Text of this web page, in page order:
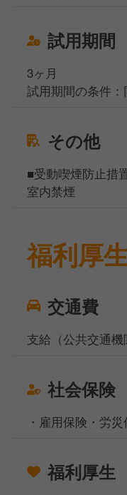
試用期間
3ヶ月
試用期間の条件
その他
■受動喫煙防止措
室内禁煙
福利厚
交通費
支給（公共交通
社会保険
・雇用保険・労
福利厚生